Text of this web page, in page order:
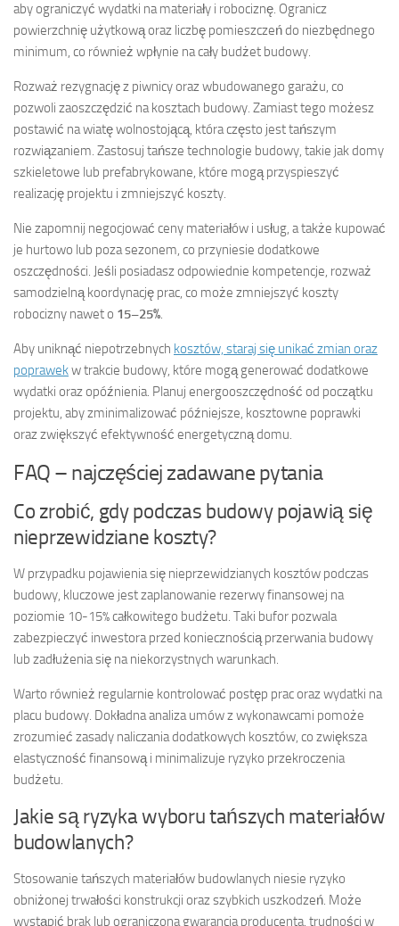
aby ograniczyć wydatki na materiały i robociznę. Ogranicz
powierzchnię użytkową oraz liczbę pomieszczeń do niezbędnego
minimum, co również wpłynie na cały budżet budowy.
Rozważ rezygnację z piwnicy oraz wbudowanego garażu, co
pozwoli zaoszczędzić na kosztach budowy. Zamiast tego możesz
postawić na wiatę wolnostojącą, która często jest tańszym
rozwiązaniem. Zastosuj tańsze technologie budowy, takie jak domy
szkieletowe lub prefabrykowane, które mogą przyspieszyć
realizację projektu i zmniejszyć koszty.
Nie zapomnij negocjować ceny materiałów i usług, a także kupować
je hurtowo lub poza sezonem, co przyniesie dodatkowe
oszczędności. Jeśli posiadasz odpowiednie kompetencje, rozważ
samodzielną koordynację prac, co może zmniejszyć koszty
robocizny nawet o 15–25%.
Aby uniknąć niepotrzebnych kosztów, staraj się unikać zmian oraz
poprawekw trakcie budowy, które mogą generować dodatkowe
wydatki oraz opóźnienia. Planuj energooszczędność od początku
projektu, aby zminimalizować późniejsze, kosztowne poprawki
oraz zwiększyć efektywność energetyczną domu.
FAQ – najczęściej zadawane pytania
Co zrobić, gdy podczas budowy pojawią się
nieprzewidziane koszty?
W przypadku pojawienia się nieprzewidzianych kosztów podczas
budowy, kluczowe jest zaplanowanie rezerwy finansowej na
poziomie 10-15% całkowitego budżetu. Taki bufor pozwala
zabezpieczyć inwestora przed koniecznością przerwania budowy
lub zadłużenia się na niekorzystnych warunkach.
Warto również regularnie kontrolować postęp prac oraz wydatki na
placu budowy. Dokładna analiza umów z wykonawcami pomoże
zrozumieć zasady naliczania dodatkowych kosztów, co zwiększa
elastyczność finansową i minimalizuje ryzyko przekroczenia
budżetu.
Jakie są ryzyka wyboru tańszych materiałów
budowlanych?
Stosowanie tańszych materiałów budowlanych niesie ryzyko
obniżonej trwałości konstrukcji oraz szybkich uszkodzeń. Może
wystąpić brak lub ograniczona gwarancja producenta, trudności w